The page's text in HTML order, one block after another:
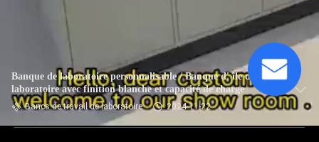
Banque de laboratoire personnalisable / Banque d' île de
laboratoire avec finition blanche et capacité de charge
Bancs de travail de laboratoire 2024-11-22